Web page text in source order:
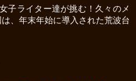
子ライター達が挑む！久々のメ
、年末年始に導入された荒波台